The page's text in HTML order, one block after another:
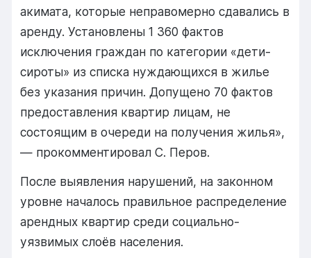
акимата, которые неправомерно сдавались в
аренду. Установлены 1 360 фактов
исключения граждан по категории «дети-
сироты» из списка нуждающихся в жилье
без указания причин. Допущено 70 фактов
предоставления квартир лицам, не
состоящим в очереди на получения жилья»,
— прокомментировал С. Перов.
После выявления нарушений, на законном
уровне началось правильное распределение
арендных квартир среди социально-
уязвимых слоёв населения.